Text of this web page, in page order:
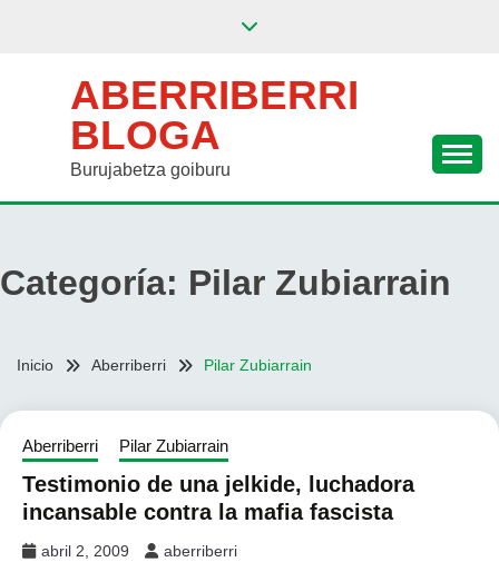
ABERRIBERRI
BLOGA
Burujabetza goiburu
Categoría: Pilar Zubiarrain
Inicio Aberriberri Pilar Zubiarrain
Aberriberri Pilar Zubiarrain
Testimonio de una jelkide, luchadora
incansable contra la mafia fascista
abril 2, 2009 aberriberri